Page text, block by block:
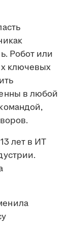
Робот или
ключевых
в любой
лет в ИТ